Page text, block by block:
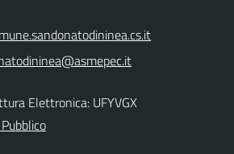
Elettronica: UFYVGX